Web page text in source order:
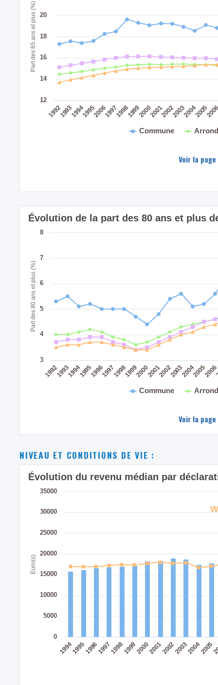
Part des 65 ans et plus (%)
Commune
19921993199419952006199719981999200020012002200320042005
12
14
16
18
20
Voir la
Part des 80 ans et plus (%)
Évolution de la part des 80 ans et plus
Commune
199219931994199519961997199819992000200120022003200420052006
3
4
5
6
7
8
Voir la
NIVEAU ET CONDITIONS DE VIE :
Euro(s)
Évolution du revenu médian par
199419951996199719981999200020012002200320042005
0
5000
10000
15000
20000
25000
30000
35000